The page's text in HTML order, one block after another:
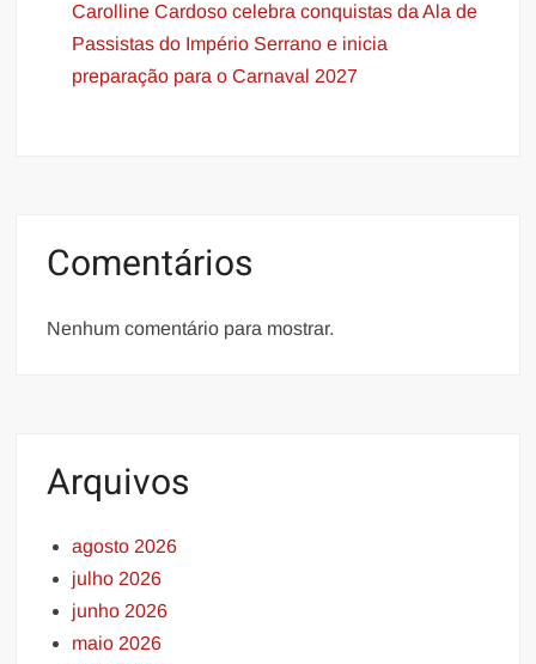
Carolline Cardoso celebra conquistas da Ala de
Passistas do Império Serrano e inicia
preparação para o Carnaval 2027
Comentários
Nenhum comentário para mostrar.
Arquivos
agosto 2026
julho 2026
junho 2026
maio 2026